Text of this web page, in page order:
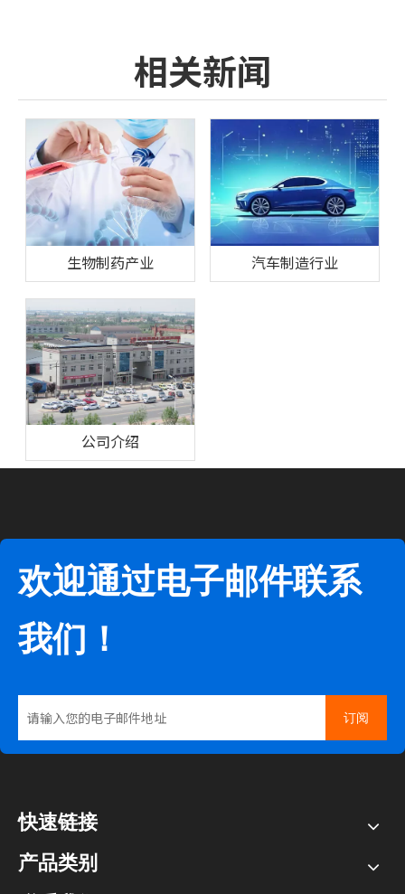
相关新闻
生物制药产业 汽车制造行业
公司介绍
欢迎通过电子邮件联系
我们！
订阅
快速链接
产品类别